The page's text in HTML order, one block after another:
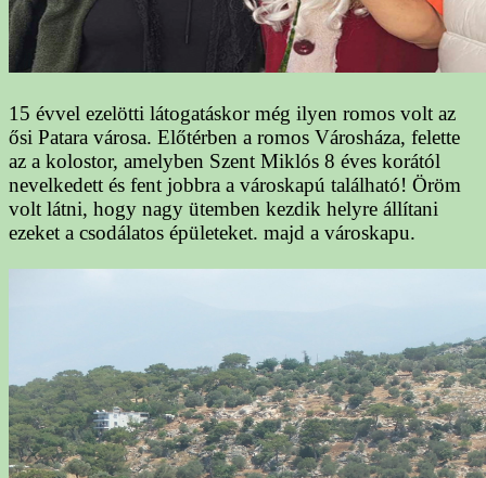
15 évvel ezelötti látogatáskor még ilyen romos volt az
ősi Patara városa. Előtérben a romos Városháza, felette
az a kolostor, amelyben Szent Miklós 8 éves korától
nevelkedett és fent jobbra a városkapú található! Öröm
volt látni, hogy nagy ütemben kezdik helyre állítani
ezeket a csodálatos épületeket. majd a városkapu.